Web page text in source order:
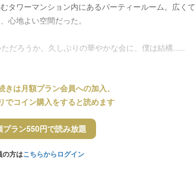
タワーマンション内にあるパーティールーム。広くて
心地よい空間だった。
だろうか。久しぶりの華やかな会に、僕は結構......
きは月額プラン会員への加入、
でコイン購入をすると読めます
プラン550円で読み放題
の方はこちらからログイン